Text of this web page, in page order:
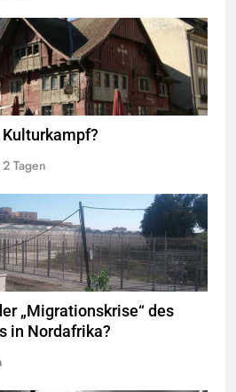
© Böhringer FriedrichCC BY-SA 2.5
Wikimedia Commons
2 Tagen
zwischen Ceuta und Marokko.Quelle©
Xemenendura, CA-
BY-SA-3.0
„Migrationskrise“ des
in Nordafrika?